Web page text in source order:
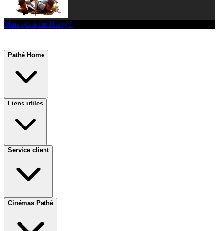
Mais qui a tué Harry ?
Pathé Home
Liens utiles
Service client
Cinémas Pathé